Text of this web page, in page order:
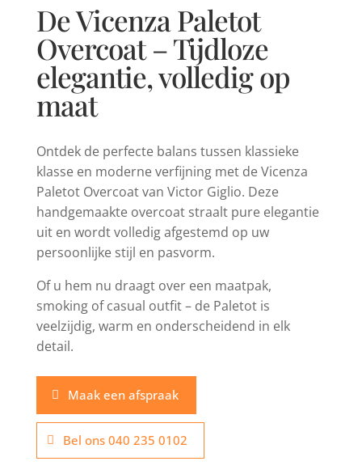
De Vicenza Paletot
Overcoat – Tijdloze
elegantie, volledig op
maat
Ontdek de perfecte balans tussen klassieke
klasse en moderne verfijning met de Vicenza
Paletot Overcoat van Victor Giglio. Deze
handgemaakte overcoat straalt pure elegantie
uit en wordt volledig afgestemd op uw
persoonlijke stijl en pasvorm.
Of u hem nu draagt over een maatpak,
smoking of casual outfit – de Paletot is
veelzijdig, warm en onderscheidend in elk
detail.
Maak een afspraak
Bel ons 040 235 0102